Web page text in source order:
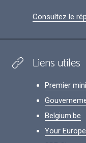
Consultez le
Liens utiles
Premier
Belgium.be
Your Europe